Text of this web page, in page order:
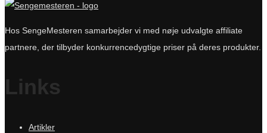
Hos SengeMesteren samarbejder vi med nøje udvalgte affiliate
partnere, der tilbyder konkurrencedygtige priser på deres produkter.
Links
Artikler